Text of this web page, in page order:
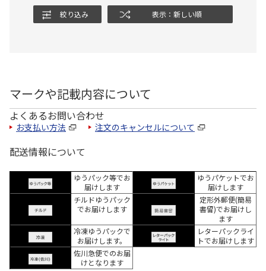
絞り込み 表示：新しい順
マークや記載内容について
よくあるお問い合わせ
お支払い方法 注文のキャンセルについて
配送情報について
ゆうパック等でお
届けします
ゆうパケットでお
届けします
チルドゆうパック
でお届けします
定形外郵便(簡易
書留)でお届けし
ます
冷凍ゆうパックで
お届けします。
レターパックライ
トでお届けします
佐川急便でのお届
けとなります